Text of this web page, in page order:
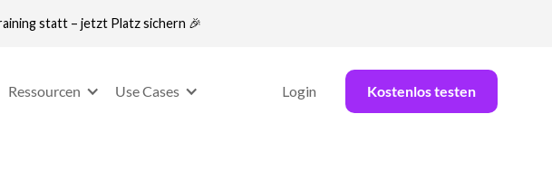
statt – jetzt Platz sichern 🎉
Ressourcen Use Cases Login Kostenlos testen